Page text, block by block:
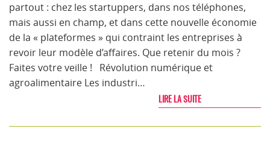
partout : chez les startuppers, dans nos téléphones,
mais aussi en champ, et dans cette nouvelle économie
de la « plateformes » qui contraint les entreprises à
revoir leur modèle d’affaires. Que retenir du mois ?
Faites votre veille ! Révolution numérique et
agroalimentaire Les industri…
LIRE LA SUITE